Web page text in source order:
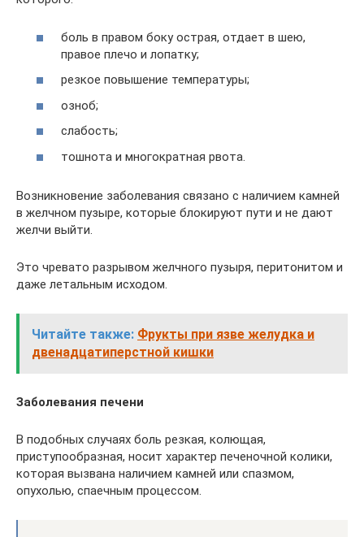
боль в правом боку острая, отдает в шею,
правое плечо и лопатку;
резкое повышение температуры;
озноб;
слабость;
тошнота и многократная рвота.
Возникновение заболевания связано с наличием камней
в желчном пузыре, которые блокируют пути и не дают
желчи выйти.
Это чревато разрывом желчного пузыря, перитонитом и
даже летальным исходом.
Читайте также: Фрукты при язве желудка и
двенадцатиперстной кишки
Заболевания печени
В подобных случаях боль резкая, колющая,
приступообразная, носит характер печеночной колики,
которая вызвана наличием камней или спазмом,
опухолью, спаечным процессом.